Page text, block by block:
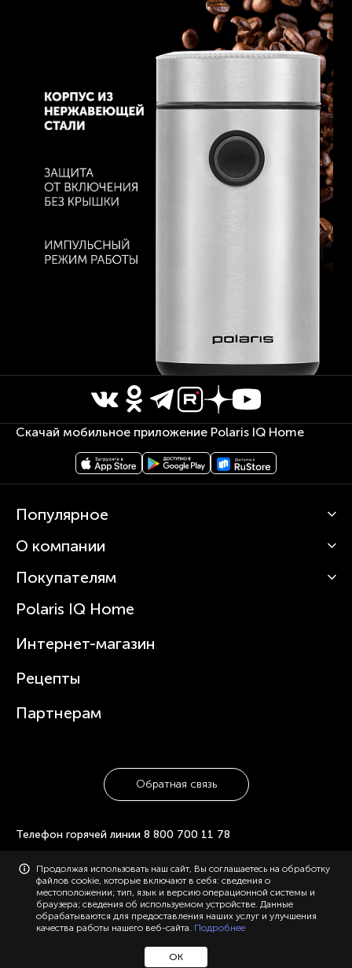
Скачай мобильное приложение Polaris IQ Home
Популярное
Кофемашины
Вертикальные пылесосы
Зубные щетки и ирригаторы
Увлажнители
Посуда
О компании
О Polaris
Статьи
Покупателям
Сервисные центры
Где купить
Polaris IQ Home
Интернет-магазин
Рецепты
Партнерам
Обратная связь
Телефон горячей линии 8 800 700 11 78
© 2006-2026 «Polaris». Все права защищены. Использование
материалов с сайта polaris.ru возможно только с разрешения
администрации, с указанием активной ссылки на сайт.
Конфиденциальность
Карта сайта
Продолжая использовать наш сайт, Вы соглашаетесь на обработку
файлов cookie, которые включают в себя: сведения о
местоположении; тип, язык и версию операционной системы и
браузера; сведения об используемом устройстве. Данные
обрабатываются для предоставления наших услуг и улучшения
качества работы нашего веб-сайта. Подробнее
ОК